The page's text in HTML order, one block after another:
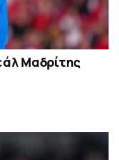
Μαδρίτης